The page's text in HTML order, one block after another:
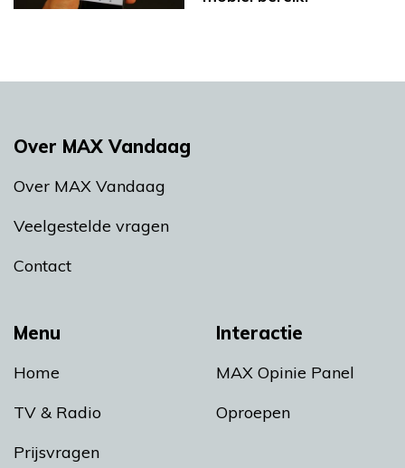
Menu
Home
TV & Radio
Prijsvragen
Interactie
MAX Opinie Panel
Oproepen
Over MAX Vandaag
Over MAX Vandaag
Veelgestelde vragen
Contact